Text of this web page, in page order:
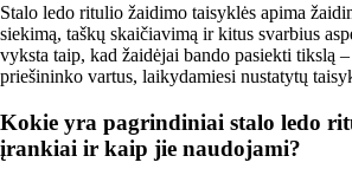
Stalo ledo ritulio žaidimo taisyklės apima
siekimą, taškų skaičiavimą ir kitus svarbius
vyksta taip, kad žaidėjai bando pasiekti tikslą
priešininko vartus, laikydamiesi nustatytų
Kokie yra pagrindiniai stalo ledo
įrankiai ir kaip jie naudojami?